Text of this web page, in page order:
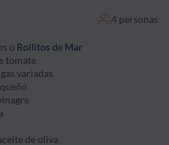
4 personas
o Rollitos de Mar
tomate
variadas
de oliva